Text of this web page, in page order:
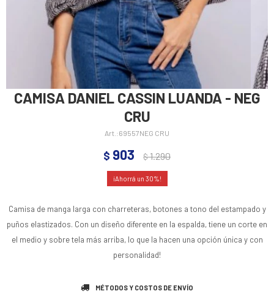
CAMISA DANIEL CASSIN LUANDA - NEG
CRU
69557NEG CRU
$ 903 $1.290
30
Camisa de manga larga con charreteras, botones a tono del estampado y
puños elastizados. Con un diseño diferente en la espalda, tiene un corte en
el medio y sobre tela más arriba, lo que la hacen una opción única y con
personalidad!
MÉTODOS Y COSTOS DE ENVÍO